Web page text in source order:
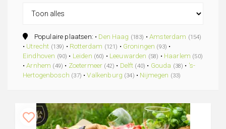
Populaire plaatsen: • Den Haag (183) •Amsterdam (154)
• Utrecht (139) • Rotterdam (121) • Groningen (93) •
Eindhoven (90) • Leiden (60) • Leeuwarden (58) • Haarlem (50)
•Arnhem (49) • Zoetermeer (42) • Delft (40) • Gouda (38) • 's-
Hertogenbosch (37) •Valkenburg (34) • Nijmegen (33)